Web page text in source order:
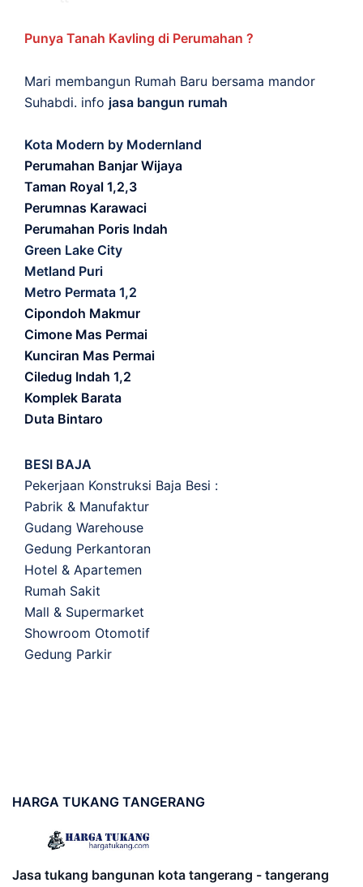
Punya Tanah Kavling di Perumahan ?
Mari membangun Rumah Baru bersama mandor
Suhabdi. info jasa bangun rumah
Kota Modern by Modernland
Perumahan Banjar Wijaya
Taman Royal 1,2,3
Perumnas Karawaci
Perumahan Poris Indah
Green Lake City
Metland Puri
Metro Permata 1,2
Cipondoh Makmur
Cimone Mas Permai
Kunciran Mas Permai
Ciledug Indah 1,2
Komplek Barata
Duta Bintaro
BESI BAJA
Pekerjaan Konstruksi Baja Besi :
Pabrik & Manufaktur
Gudang Warehouse
Gedung Perkantoran
Hotel & Apartemen
Rumah Sakit
Mall & Supermarket
Showroom Otomotif
Gedung Parkir
HARGA TUKANG TANGERANG
Jasa tukang bangunan kota tangerang - tangerang